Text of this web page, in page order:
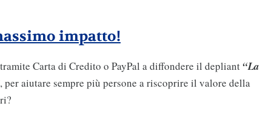
impatto!
Carta di Credito o PayPal a diffondere il depliant “La
, per aiutare sempre più persone a riscoprire il valore della